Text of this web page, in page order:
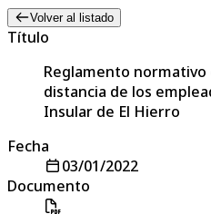
Volver al listado
Título
Reglamento
distancia de los
Insular de El Hierro
Fecha
03/01/2022
Documento